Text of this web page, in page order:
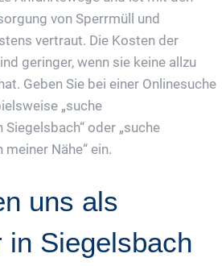
von Sperrmüll und
vertraut. Die Kosten der
geringer, wenn sie keine allzu
Geben Sie bei einer Onlinesuche
„suche
oder „suche
Nähe“ ein.
uns als
in Siegelsbach